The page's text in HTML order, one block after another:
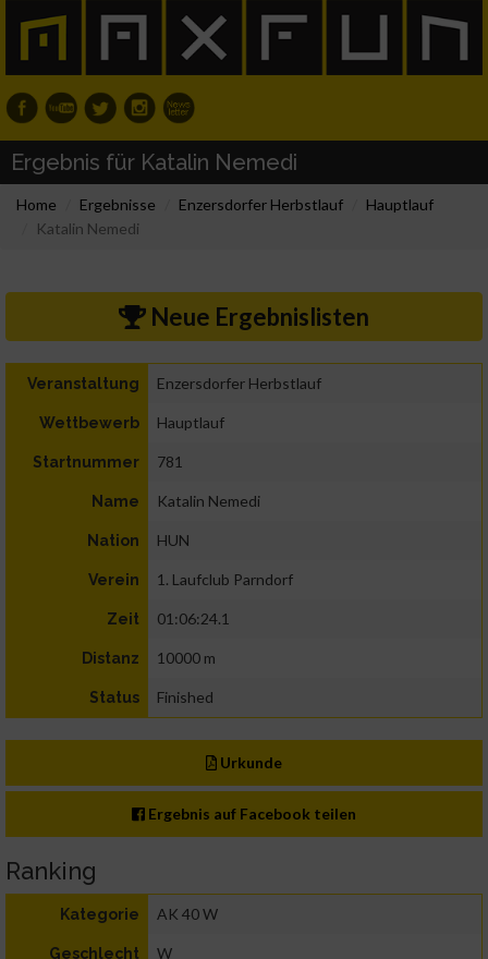
Ergebnis für Katalin Nemedi
Home Ergebnisse Enzersdorfer Herbstlauf
Hauptlauf
Katalin Nemedi
Neue Ergebnislisten
Veranstaltung Enzersdorfer Herbstlauf
Wettbewerb Hauptlauf
Startnummer 781
Name Katalin Nemedi
Nation HUN
Verein 1. Laufclub Parndorf
Zeit 01:06:24.1
Distanz 10000 m
Status Finished
Urkunde
Ergebnis auf Facebook teilen
Ranking
Kategorie AK 40 W
Geschlecht W